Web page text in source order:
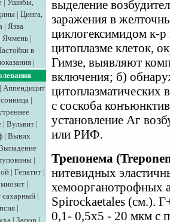
| Ушибы,
| Цинга,
| Язва
Ячмень |
в
|
| Аппендицит
|
| Вульвит |
| Вывих
|
| Гепатит |
|
сахарный |
|
| Запор |
выделение
заражения в
циклогексимидом к-
цитоплазме клеток,
Гимзе, выявляют
включения; б)
цитоплазматических
с соскоба
установление Аг
или РИФ.
Трепонема
нитевидных
хемоорганотрофных
Spirockaetales (см.).
0,1- 0,5x5 - 20 мкм с